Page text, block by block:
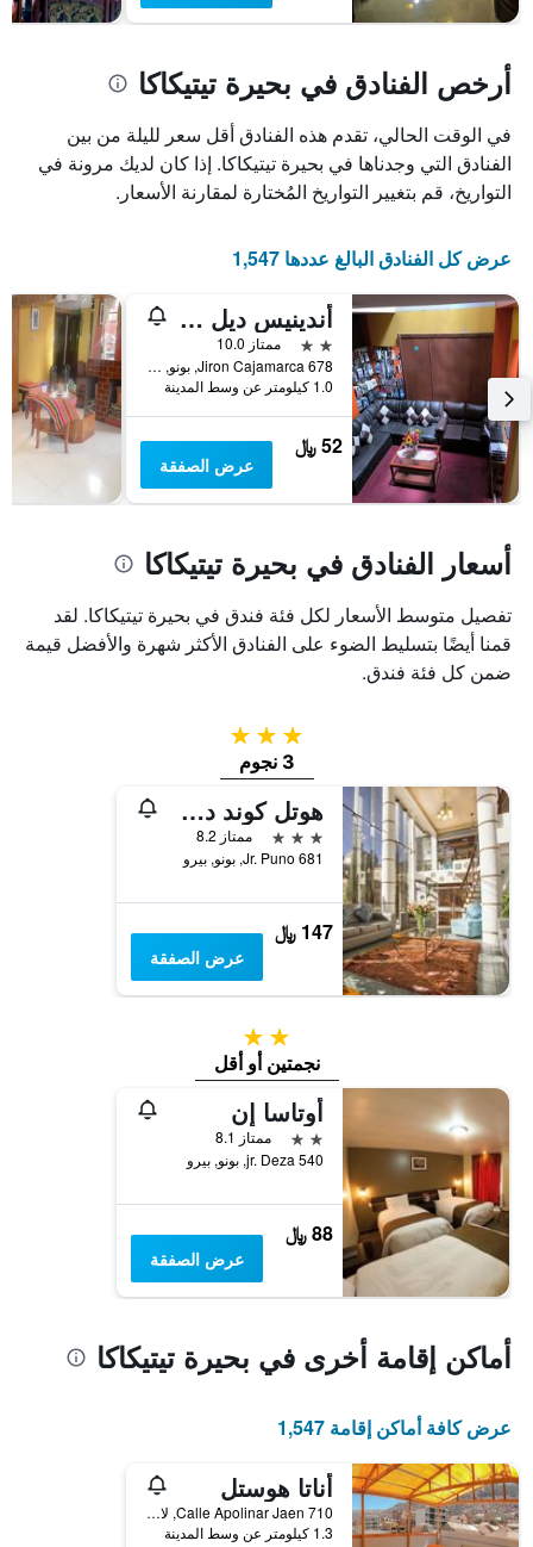
أرخص الفنادق في بحيرة تيتيكاكا
في الوقت الحالي، تقدم هذه الفنادق أقل سعر لليلة من بين
الفنادق التي وجدناها في بحيرة تيتيكاكا. إذا كان لديك مرونة في
التواريخ، قم بتغيير التواريخ المُختارة لمقارنة الأسعار.
عرض كل الفنادق البالغ عددها 1,547
أندينيس ديل تيتيكاكا
2 نجمتين
ممتاز 10.0
Jiron Cajamarca 678, بونو, بيرو
1.0 كيلومتر عن وسط المدينة
52 ﷼
عرض الصفقة
أسعار الفنادق في بحيرة تيتيكاكا
تفصيل متوسط الأسعار لكل فئة فندق في بحيرة تيتيكاكا. لقد
قمنا أيضًا بتسليط الضوء على الفنادق الأكثر شهرة والأفضل قيمة
ضمن كل فئة فندق.
3 نجوم
3 نجوم
هوتل كوند دي ليموس
3 نجوم
ممتاز 8.2
Jr. Puno 681, بونو, بيرو
147 ﷼
عرض الصفقة
2 نجمتين
نجمتين أو أقل
أوتاسا إن
2 نجمتين
ممتاز 8.1
jr. Deza 540, بونو, بيرو
88 ﷼
عرض الصفقة
أماكن إقامة أخرى في بحيرة تيتيكاكا
عرض كافة أماكن إقامة 1,547
أناتا هوستل
710 Calle Apolinar Jaen, لا باز, بوليفيا
1.3 كيلومتر عن وسط المدينة